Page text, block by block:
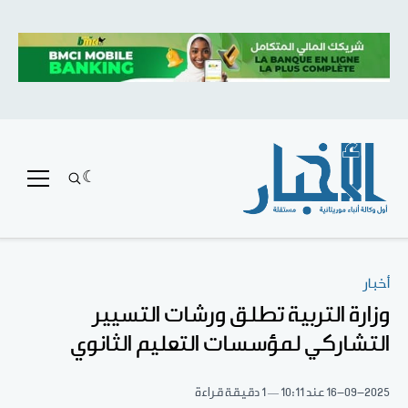
أخبار
وزارة التربية تطلق ورشات التسيير
التشاركي لمؤسسات التعليم الثانوي
16-09-2025 عند 10:11 1 دقيقة قراءة